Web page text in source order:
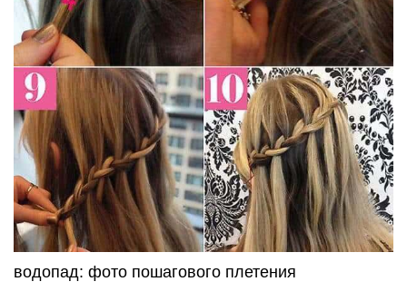
водопад: фото пошагового плетения